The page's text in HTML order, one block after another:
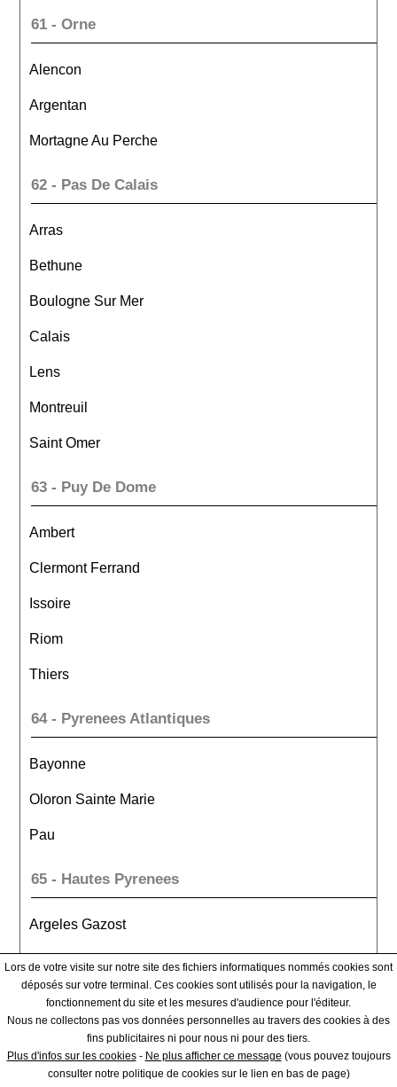
61 - Orne
Alencon
Argentan
Mortagne Au Perche
62 - Pas De Calais
Arras
Bethune
Boulogne Sur Mer
Calais
Lens
Montreuil
Saint Omer
63 - Puy De Dome
Ambert
Clermont Ferrand
Issoire
Riom
Thiers
64 - Pyrenees Atlantiques
Bayonne
Oloron Sainte Marie
Pau
65 - Hautes Pyrenees
Argeles Gazost
Bagneres De Bigorre
Tarbes
66 - Pyrenees Orientales
Lors de votre visite sur notre site des fichiers informatiques nommés cookies sont
déposés sur votre terminal. Ces cookies sont utilisés pour la navigation, le
fonctionnement du site et les mesures d'audience pour l'éditeur.
Nous ne collectons pas vos données personnelles au travers des cookies à des
fins publicitaires ni pour nous ni pour des tiers.
Plus d'infos sur les cookies- Ne plus afficher ce message (vous pouvez toujours
consulter notre politique de cookies sur le lien en bas de page)